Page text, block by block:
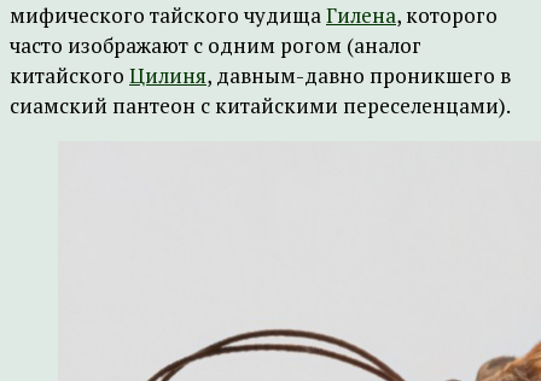
мифического тайского чудищаГилена, которого
часто изображают с одним рогом (аналог
китайского Цилиня, давным-давно проникшего в
сиамский пантеон с китайскими переселенцами).